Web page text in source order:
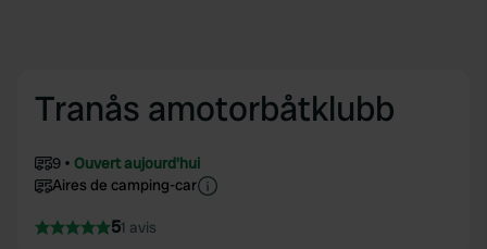
Tranås amotorbåtklubb
9
Ouvert aujourd'hui
Aires de camping-car
51 avis